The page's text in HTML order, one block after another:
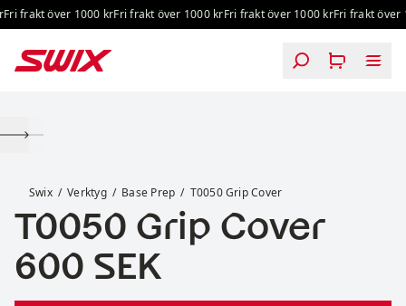
Hoppa till innehåll
frakt över 1000 krFri frakt över 1000 krFri frakt över 1000 krFri frakt över
Swix Verktyg Base Prep T0050 Grip Cover
T0050 Grip Cover
Pris:
600 SEK